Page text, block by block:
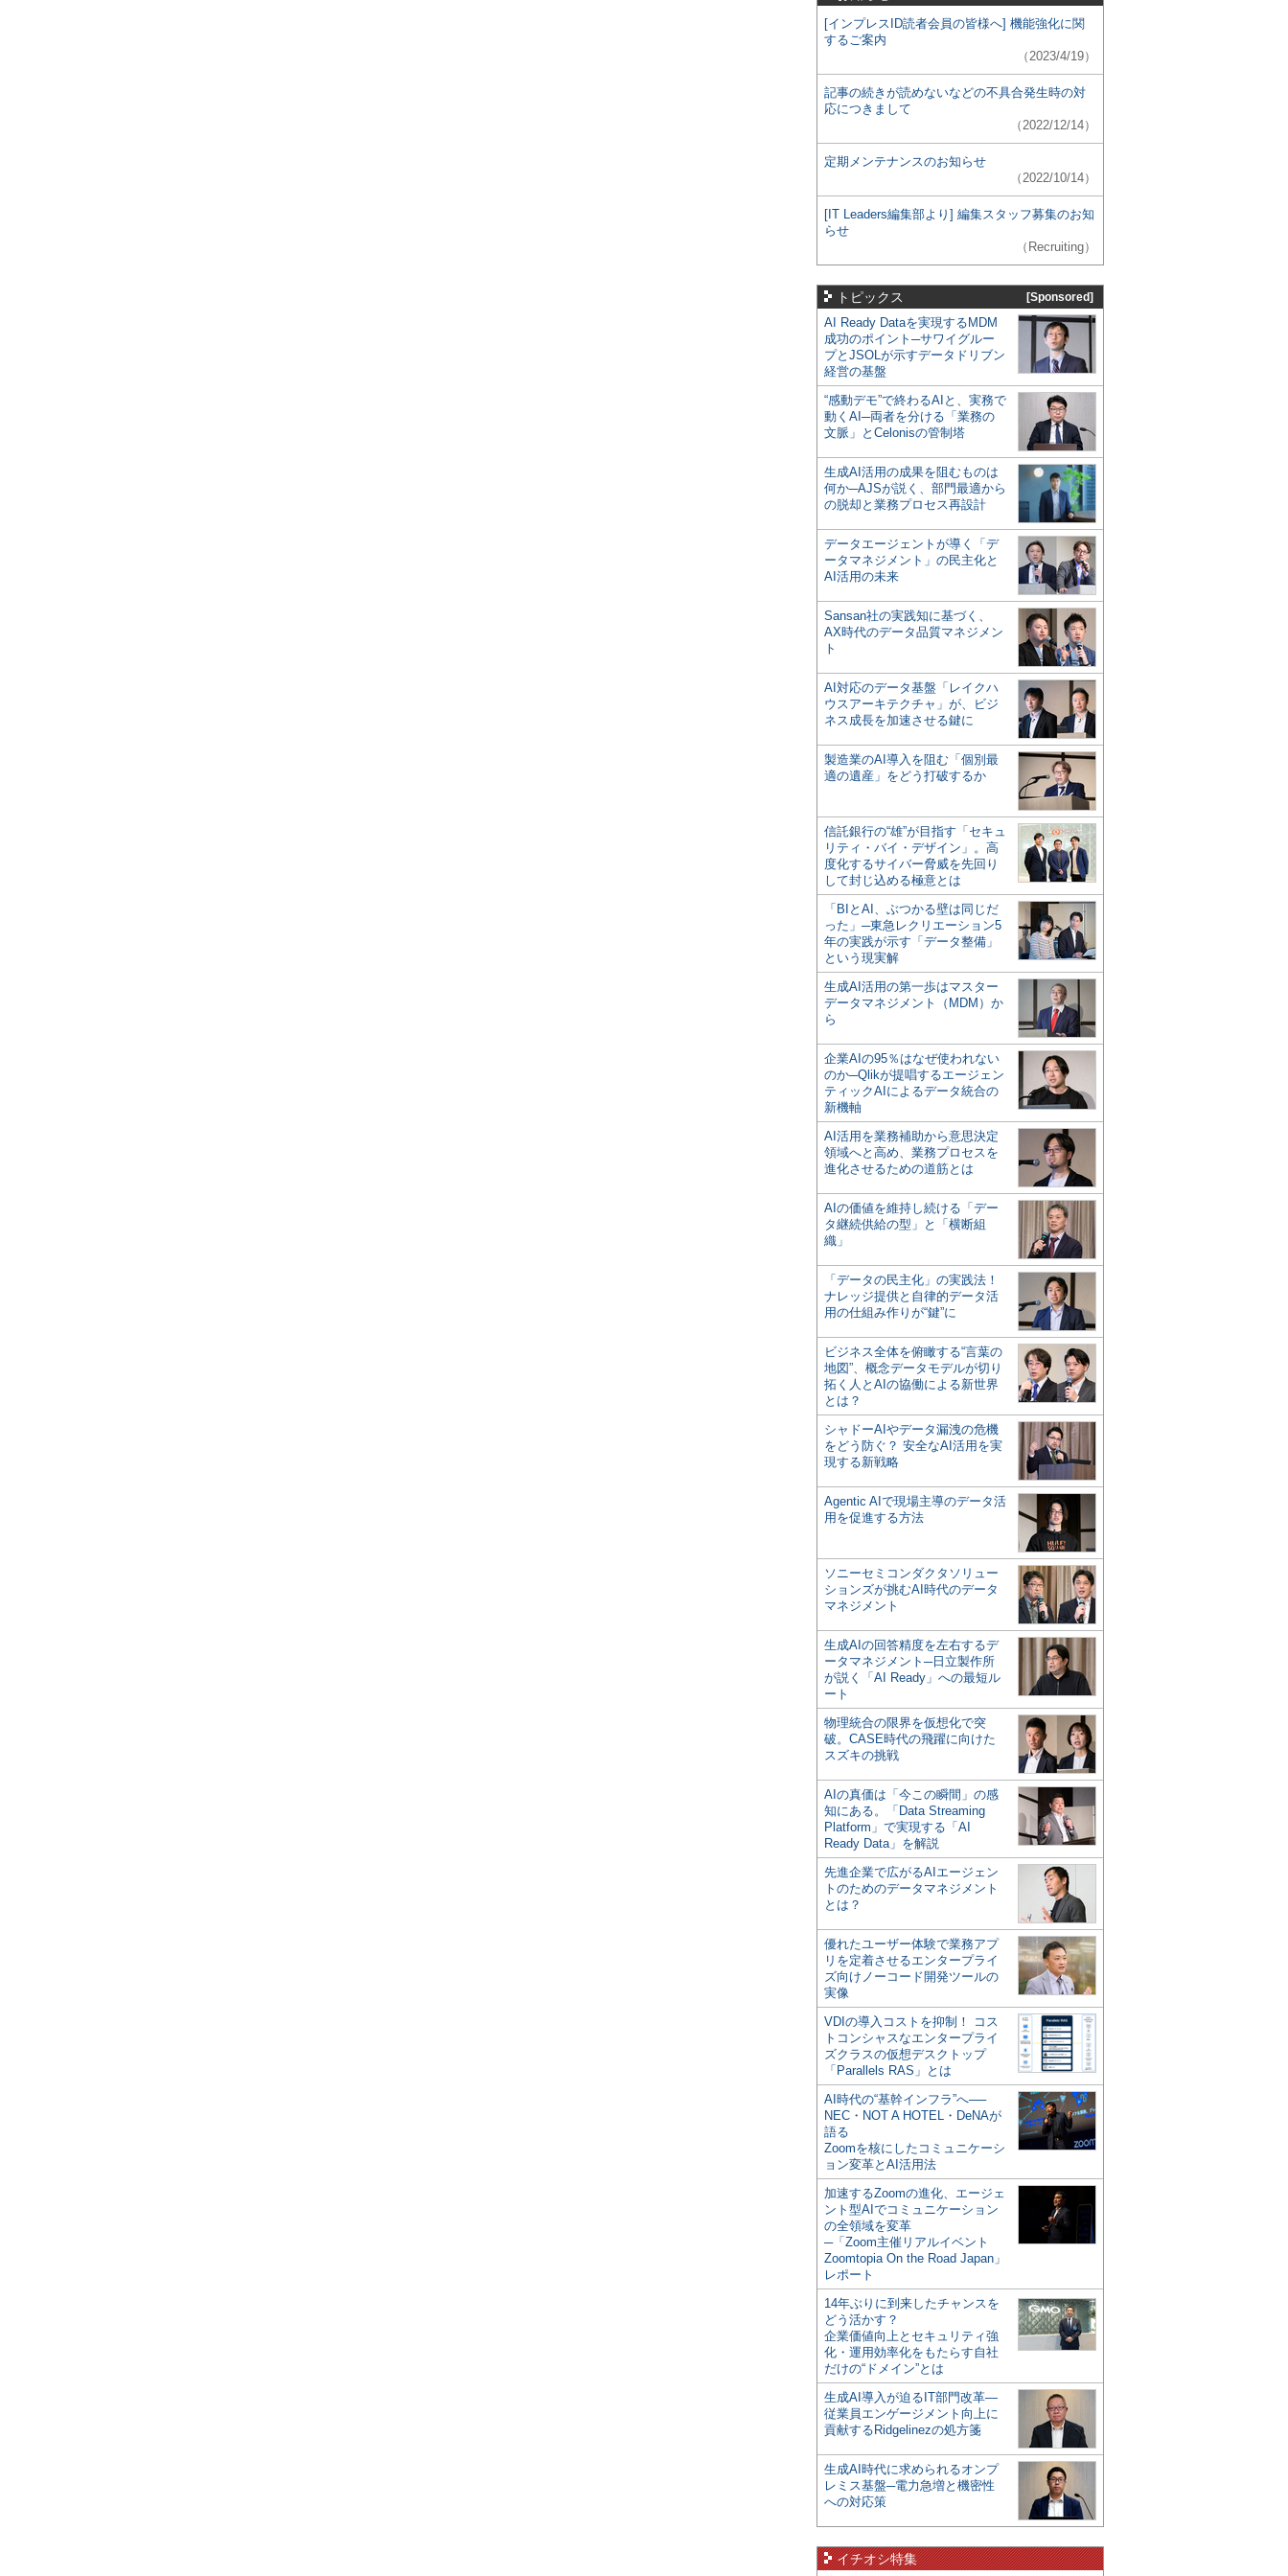
[インプレスID読者会員の皆様へ] 機能強化に関
するご案内
（2023/4/19）
記事の続きが読めないなどの不具合発生時の対
応につきまして
（2022/12/14）
定期メンテナンスのお知らせ
（2022/10/14）
[IT Leaders編集部より] 編集スタッフ募集のお知
らせ
（Recruiting）
トピックス [Sponsored]
AI Ready Dataを実現するMDM
成功のポイント─サワイグルー
プとJSOLが示すデータドリブン
経営の基盤
“感動デモ”で終わるAIと、実務で
動くAI─両者を分ける「業務の
文脈」とCelonisの管制塔
生成AI活用の成果を阻むものは
何か─AJSが説く、部門最適から
の脱却と業務プロセス再設計
データエージェントが導く「デ
ータマネジメント」の民主化と
AI活用の未来
Sansan社の実践知に基づく、
AX時代のデータ品質マネジメン
ト
AI対応のデータ基盤「レイクハ
ウスアーキテクチャ」が、ビジ
ネス成長を加速させる鍵に
製造業のAI導入を阻む「個別最
適の遺産」をどう打破するか
信託銀行の“雄”が目指す「セキュ
リティ・バイ・デザイン」。高
度化するサイバー脅威を先回り
して封じ込める極意とは
「BIとAI、ぶつかる壁は同じだ
った」─東急レクリエーション5
年の実践が示す「データ整備」
という現実解
生成AI活用の第一歩はマスター
データマネジメント（MDM）か
ら
企業AIの95％はなぜ使われない
のか─Qlikが提唱するエージェン
ティックAIによるデータ統合の
新機軸
AI活用を業務補助から意思決定
領域へと高め、業務プロセスを
進化させるための道筋とは
AIの価値を維持し続ける「デー
タ継続供給の型」と「横断組
織」
「データの民主化」の実践法！
ナレッジ提供と自律的データ活
用の仕組み作りが“鍵”に
ビジネス全体を俯瞰する“言葉の
地図”、概念データモデルが切り
拓く人とAIの協働による新世界
とは？
シャドーAIやデータ漏洩の危機
をどう防ぐ？ 安全なAI活用を実
現する新戦略
Agentic AIで現場主導のデータ活
用を促進する方法
ソニーセミコンダクタソリュー
ションズが挑むAI時代のデータ
マネジメント
生成AIの回答精度を左右するデ
ータマネジメント─日立製作所
が説く「AI Ready」への最短ル
ート
物理統合の限界を仮想化で突
破。CASE時代の飛躍に向けた
スズキの挑戦
AIの真価は「今この瞬間」の感
知にある。「Data Streaming
Platform」で実現する「AI
Ready Data」を解説
先進企業で広がるAIエージェン
トのためのデータマネジメント
とは？
優れたユーザー体験で業務アプ
リを定着させるエンタープライ
ズ向けノーコード開発ツールの
実像
VDIの導入コストを抑制！ コス
トコンシャスなエンタープライ
ズクラスの仮想デスクトップ
「Parallels RAS」とは
AI時代の“基幹インフラ”へ──
NEC・NOT A HOTEL・DeNAが
語る
Zoomを核にしたコミュニケーシ
ョン変革とAI活用法
加速するZoomの進化、エージェ
ント型AIでコミュニケーション
の全領域を変革
─「Zoom主催リアルイベント
Zoomtopia On the Road Japan」
レポート
14年ぶりに到来したチャンスを
どう活かす？
企業価値向上とセキュリティ強
化・運用効率化をもたらす自社
だけの“ドメイン”とは
生成AI導入が迫るIT部門改革―
従業員エンゲージメント向上に
貢献するRidgelinezの処方箋
生成AI時代に求められるオンプ
レミス基盤─電力急増と機密性
への対応策
イチオシ特集